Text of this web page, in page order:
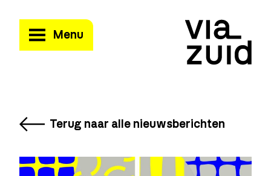
Menu
Terug naar alle nieuwsberichten